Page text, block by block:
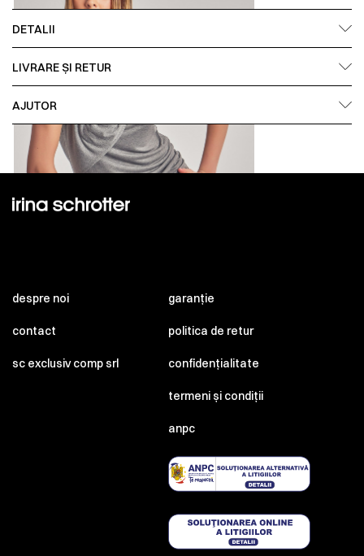
DETALII
LIVRARE ȘI RETUR
AJUTOR
despre noi
contact
sc exclusiv comp srl
garanție
politica de retur
confidențialitate
termeni și condiții
anpc